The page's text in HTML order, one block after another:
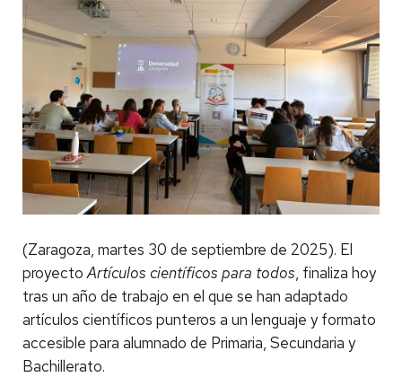
(Zaragoza, martes 30 de septiembre de 2025). El
proyectoArtículos científicos para todos, finaliza hoy
tras un año de trabajo en el que se han adaptado
artículos científicos punteros a un lenguaje y formato
accesible para alumnado de Primaria, Secundaria y
Bachillerato.